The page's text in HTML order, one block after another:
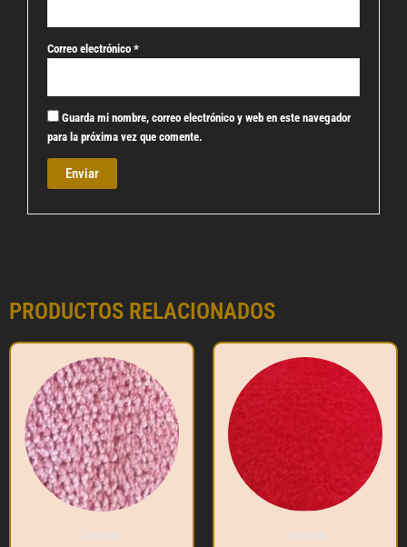
Correo electrónico*
Guarda mi nombre, correo electrónico y web en este navegador
para la próxima vez que comente.
PRODUCTOS RELACIONADOS